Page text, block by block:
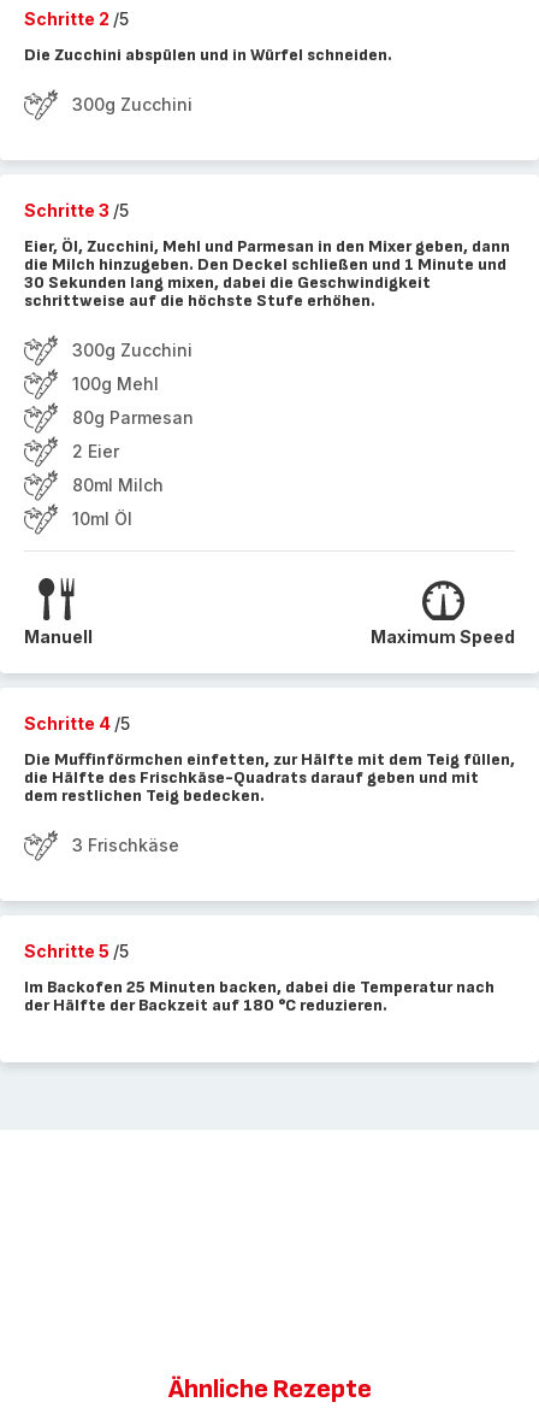
Schritte 2 /5
Die Zucchini abspülen und in Würfel schneiden.
300g Zucchini
Schritte 3 /5
Eier, Öl, Zucchini, Mehl und Parmesan in den Mixer geben, dann
die Milch hinzugeben. Den Deckel schließen und 1 Minute und
30 Sekunden lang mixen, dabei die Geschwindigkeit
schrittweise auf die höchste Stufe erhöhen.
300g Zucchini
100g Mehl
80g Parmesan
2 Eier
80ml Milch
10ml Öl
Manuell Maximum Speed
Schritte 4 /5
Die Muffinförmchen einfetten, zur Hälfte mit dem Teig füllen,
die Hälfte des Frischkäse-Quadrats darauf geben und mit
dem restlichen Teig bedecken.
3 Frischkäse
Schritte 5 /5
Im Backofen 25 Minuten backen, dabei die Temperatur nach
der Hälfte der Backzeit auf 180 °C reduzieren.
Ähnliche Rezepte